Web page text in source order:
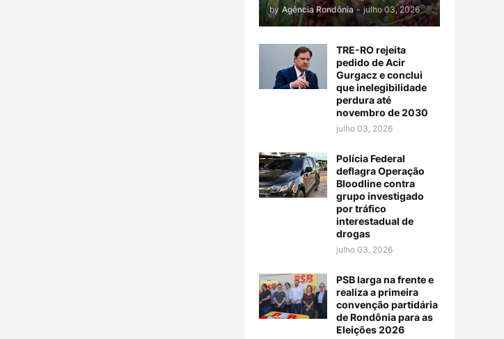
by Agência Rondônia - julho 03, 2026
TRE-RO rejeita
pedido de Acir
Gurgacz e conclui
que inelegibilidade
perdura até
novembro de 2030
julho 03, 2026
Polícia Federal
deflagra Operação
Bloodline contra
grupo investigado
por tráfico
interestadual de
drogas
julho 03, 2026
PSB larga na frente e
realiza a primeira
convenção partidária
de Rondônia para as
Eleições 2026